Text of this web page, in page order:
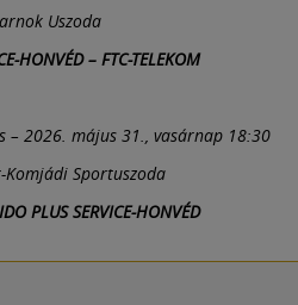
Uszoda
HONVÉD – FTC-TELEKOM
– 2026. május 31., vasárnap 18:30
Komjádi Sportuszoda
PLUS SERVICE-HONVÉD